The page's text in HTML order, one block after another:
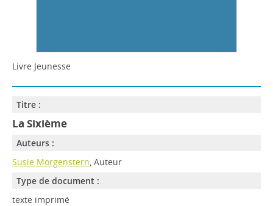
Livre Jeunesse
Titre :
La Sixième
Auteurs :
Susie Morgenstern, Auteur
Type de document :
texte imprimé